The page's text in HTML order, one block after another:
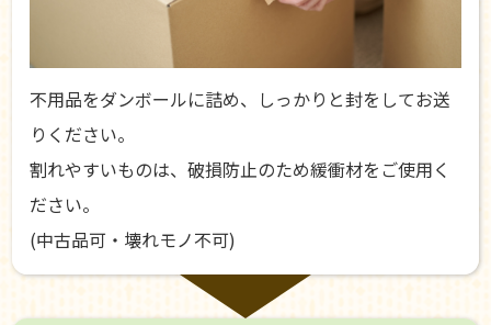
不用品をダンボールに詰め、しっかりと封をしてお送
りください。
割れやすいものは、破損防止のため緩衝材をご使用く
ださい。
(中古品可・壊れモノ不可)